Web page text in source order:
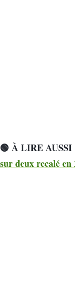
🟢 À LIRE AUSSI
sur deux recalé